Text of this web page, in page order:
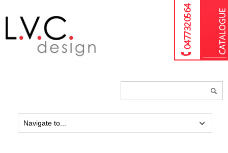
04 77 32 05 64